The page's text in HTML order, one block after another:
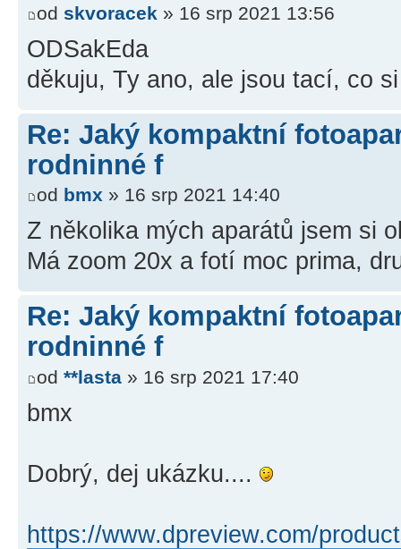
od skvoracek » 16 srp 2021 13:56
ODSakEda
děkuju, Ty ano, ale jsou tací, co
Re: Jaký kompaktní
rodninné f
od bmx » 16 srp 2021 14:40
Z několika mých aparátů jsem si
Má zoom 20x a fotí moc prima,
Re: Jaký kompaktní
rodninné f
od **lasta » 16 srp 2021 17:40
bmx
Dobrý, dej ukázku....
https://www.dpreview.com/